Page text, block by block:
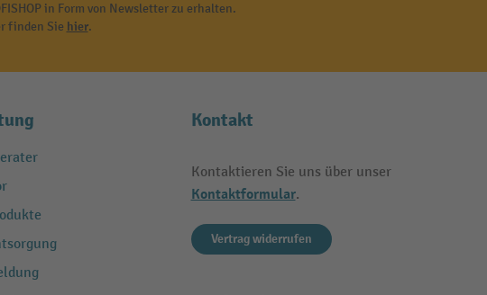
in Form von Newsletter zu erhalten.
finden Sie hier.
Kontakt
Kontaktieren Sie uns über unser
Kontaktformular.
Vertrag widerrufen